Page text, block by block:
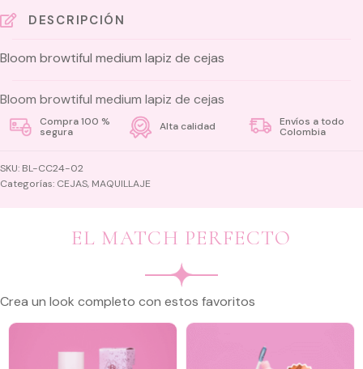
lapiz
cejas
DESCRIPCIÓN
Bloom browtiful medium lapiz de cejas
Bloom browtiful medium lapiz de cejas
Compra 100 %
segura
Alta calidad
Envíos a todo
Colombia
SKU: BL-CC24-02
Categorías: CEJAS, MAQUILLAJE
EL MATCH PERFECTO
Crea un look completo con estos favoritos